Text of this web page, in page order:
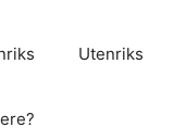
Utenriks